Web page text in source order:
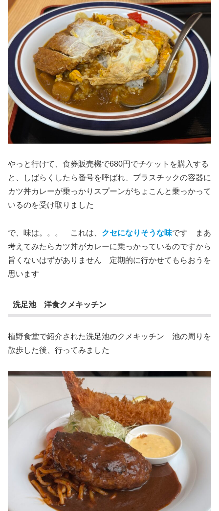
やっと行けて、食券販売機で680円でチケットを購入する
と、しばらくしたら番号を呼ばれ、プラスチックの容器に
カツ丼カレーが乗っかりスプーンがちょこんと乗っかって
いるのを受け取りました
で、味は。。。 これは、 クセになりそうな味です まあ
考えてみたらカツ丼がカレーに乗っかっているのですから
旨くないはずがありません 定期的に行かせてもらおうを
思います
洗足池 洋食クメキッチン
植野食堂で紹介された洗足池のクメキッチン 池の周りを
散歩した後、行ってみました